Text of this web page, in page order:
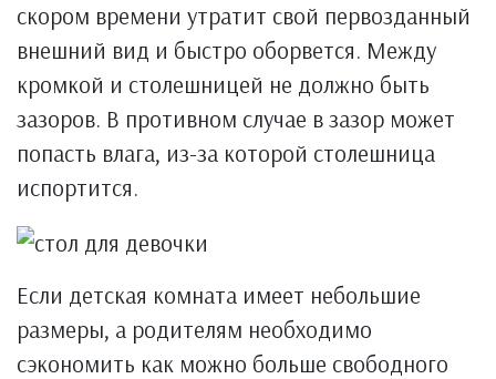
скором времени утратит свой первозданный
внешний вид и быстро оборвется. Между
кромкой и столешницей не должно быть
зазоров. В противном случае в зазор может
попасть влага, из-за которой столешница
испортится.
Если детская комната имеет небольшие
размеры, а родителям необходимо
сэкономить как можно больше свободного